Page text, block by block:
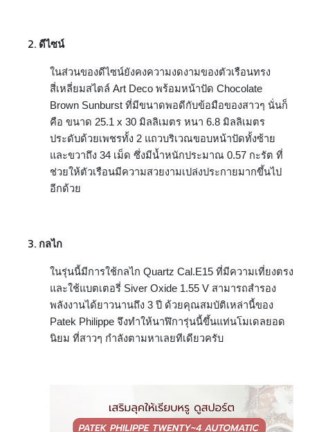
ดีไซน์
ในส่วนของดีไซน์ยังคงความงดงามของตัวเรือนทรง
สี่เหลี่ยมสไตล์ Art Deco พร้อมหน้าปัด Chocolate
Brown Sunburst ที่มีขนาดพอดีกับข้อมือของสาวๆ นั่นก็
คือ ขนาด 25.1 x 30 มิลลิเมตร หนา 6.8 มิลลิเมตร
ประดับด้วยเพชรทั้ง 2 แถวบริเวณขอบหน้าปัดทั้งซ้าย
และขวาถึง 34 เม็ด ซึ่งมีน้ำหนักประมาณ 0.57 กะรัต ที่
ช่วยให้ตัวเรือนมีความสวยงามเปล่งประกายมากขึ้นไป
อีกด้วย
กลไก
ในรุ่นนี้มีการใช้กลไก Quartz Cal.E15 ที่มีความเที่ยงตรง
และใช้แบตเตอรี่ Siver Oxide 1.55 V สามารถสำรอง
พลังงานได้ยาวนานถึง 3 ปี ด้วยคุณสมบัติเหล่านี้ของ
Patek Philippe จึงทำให้นาฬิการุ่นนี้ขึ้นแท่นโมเดลยอด
นิยม ที่สาวๆ กำลังตามหาเลยทีเดียวครับ